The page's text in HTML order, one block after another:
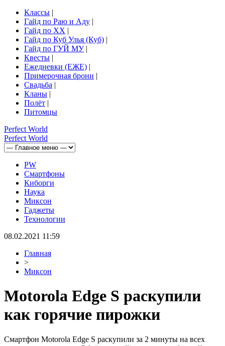
Классы |
Гайд по Раю и Аду |
Гайд по ХХ |
Гайд по Куб Улья (Куб) |
Гайд по ГУЙ МУ|
Квесты |
Ежедневки (ЕЖЕ) |
Примерочная брони |
Свадьба |
Кланы |
Полёт |
Питомцы
Perfect World
Perfect World
PW
Смартфоны
Киборги
Наука
Миксон
Гаджеты
Технологии
08.02.2021 11:59
Главная
>
Миксон
Motorola Edge S раскупили
как горячие пирожки
Смартфон Motorola Edge S раскупили за 2 минуты на всех